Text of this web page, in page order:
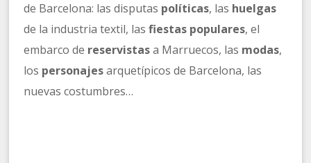
de Barcelona: las disputas políticas, las huelgas
de la industria textil, lasfiestas populares, el
embarco de reservistasa Marruecos, las modas,
los personajesarquetípicos de Barcelona, las
nuevas costumbres…